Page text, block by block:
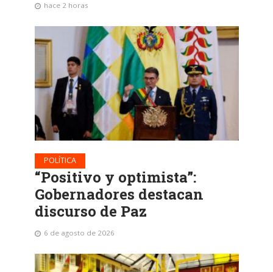
hace 2 horas
POLÍTICA
“Positivo y optimista”:
Gobernadores destacan
discurso de Paz
6 de agosto de 2026